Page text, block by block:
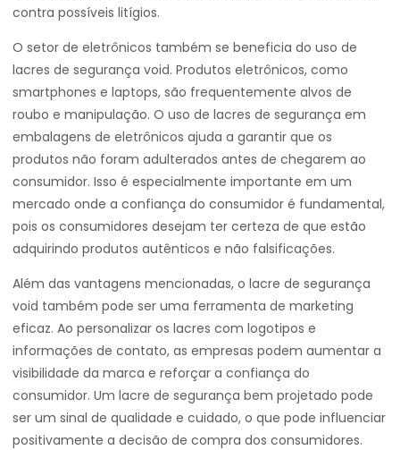
contra possíveis litígios.
O setor de eletrônicos também se beneficia do uso de
lacres de segurança void. Produtos eletrônicos, como
smartphones e laptops, são frequentemente alvos de
roubo e manipulação. O uso de lacres de segurança em
embalagens de eletrônicos ajuda a garantir que os
produtos não foram adulterados antes de chegarem ao
consumidor. Isso é especialmente importante em um
mercado onde a confiança do consumidor é fundamental,
pois os consumidores desejam ter certeza de que estão
adquirindo produtos autênticos e não falsificações.
Além das vantagens mencionadas, o lacre de segurança
void também pode ser uma ferramenta de marketing
eficaz. Ao personalizar os lacres com logotipos e
informações de contato, as empresas podem aumentar a
visibilidade da marca e reforçar a confiança do
consumidor. Um lacre de segurança bem projetado pode
ser um sinal de qualidade e cuidado, o que pode influenciar
positivamente a decisão de compra dos consumidores.